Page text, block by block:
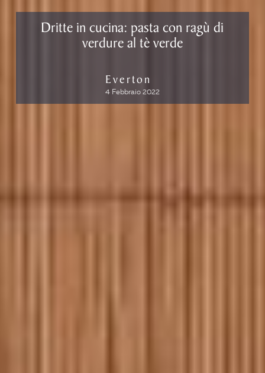
Dritte in cucina: pasta con ragù di
verdure al tè verde
Everton
4 Febbraio 2022